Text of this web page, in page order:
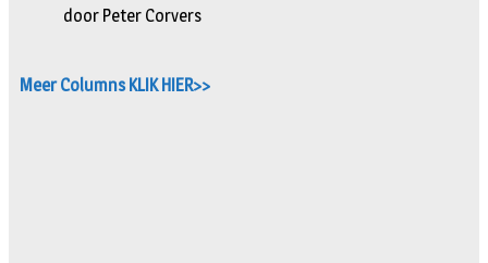
door Peter Corvers
Meer Columns KLIK HIER>>